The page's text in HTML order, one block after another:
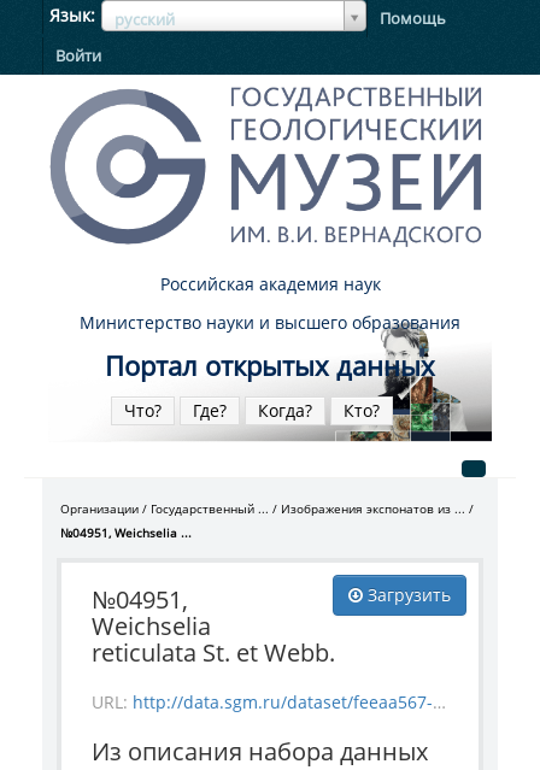
Язык русский
ЯзыкЯзык
Помощь
Войти
Российская академия наук
Министерство науки и высшего образования
Портал открытых данных
Что? Где? Когда? Кто?
Организации Государственный ...
Изображения экспонатов из ...
№04951, Weichselia ...
Загрузить
№04951,
Weichselia
reticulata St. et Webb.
URL: http://data.sgm.ru/dataset/feeaa567-e841-4fc6-ab56-73987ea6492e/resource/e4691f9e-6300-4bdb-a20b-6f7f317b12ed/download/flora_4951.jpg
Из описания набора данных